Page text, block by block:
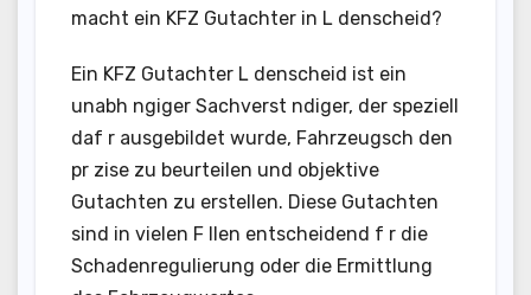
macht ein KFZ Gutachter in L denscheid?
Ein KFZ Gutachter L denscheid ist ein
unabh ngiger Sachverst ndiger, der speziell
daf r ausgebildet wurde, Fahrzeugsch den
pr zise zu beurteilen und objektive
Gutachten zu erstellen. Diese Gutachten
sind in vielen F llen entscheidend f r die
Schadenregulierung oder die Ermittlung